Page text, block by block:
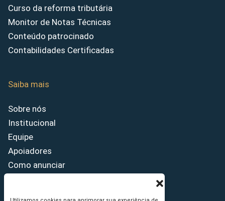
Curso da reforma tributária
Monitor de Notas Técnicas
Conteúdo patrocinado
Contabilidades Certificadas
Saiba mais
Sobre nós
Institucional
Equipe
Apoiadores
Como anunciar